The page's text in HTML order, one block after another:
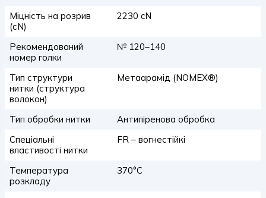
Міцність на розрив
(сN)
2230 cN
Рекомендований
номер голки
№ 120–140
Тип структури
нитки (структура
волокон)
Метаарамід (NOMEX®)
Тип обробки нитки
Антипіренова обробка
Спеціальні
властивості нитки
FR – вогнестійкі
Температура
розкладу
370°C